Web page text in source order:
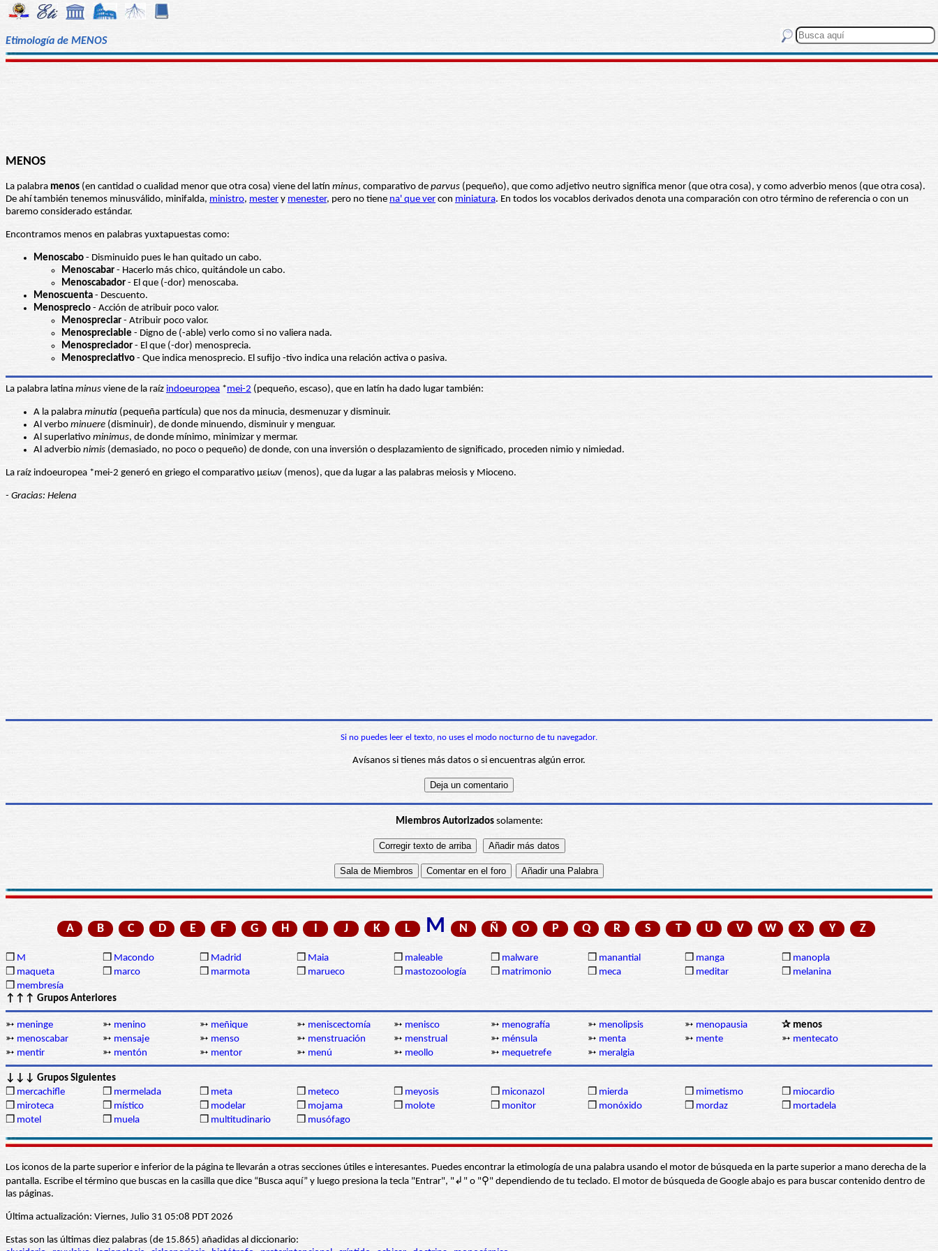
Etimología de MENOS
MENOS
La palabra menos (en cantidad o cualidad menor que otra cosa) viene del latín minus, comparativo de parvus (pequeño), que como adjetivo neutro significa menor (que otra cosa), y como adverbio menos (que otra cosa).
De ahí también tenemos minusválido, minifalda, ministro, mester y menester, pero no tiene na' que ver con miniatura. En todos los vocablos derivados denota una comparación con otro término de referencia o con un
baremo considerado estándar.
Encontramos menos en palabras yuxtapuestas como:
Menoscabo - Disminuido pues le han quitado un cabo.
Menoscabar - Hacerlo más chico, quitándole un cabo.
Menoscabador - El que (-dor) menoscaba.
Menoscuenta - Descuento.
Menosprecio - Acción de atribuir poco valor.
Menospreciar - Atribuir poco valor.
Menospreciable - Digno de (-able) verlo como si no valiera nada.
Menospreciador - El que (-dor) menosprecia.
Menospreciativo - Que indica menosprecio. El sufijo -tivo indica una relación activa o pasiva.
La palabra latina minus viene de la raíz indoeuropea *mei-2 (pequeño, escaso), que en latín ha dado lugar también:
A la palabra minutia (pequeña partícula) que nos da minucia, desmenuzar y disminuir.
Al verbo minuere (disminuir), de donde minuendo, disminuir y menguar.
Al superlativo minimus, de donde mínimo, minimizar y mermar.
Al adverbio nimis (demasiado, no poco o pequeño) de donde, con una inversión o desplazamiento de significado, proceden nimio y nimiedad.
La raíz indoeuropea *mei-2 generó en griego el comparativo μείων (menos), que da lugar a las palabras meiosis y Mioceno.
- Gracias: Helena
Si no puedes leer el texto, no uses el modo nocturno de tu navegador.
Avísanos si tienes más datos o si encuentras algún error.
Miembros Autorizadossolamente:
A B C D E F G H J K L M N Ñ O P Q R S T U V W X Y Z
❒ M ❒ Macondo ❒ Madrid ❒ Maia ❒ maleable ❒ malware ❒ manantial ❒ manga ❒ manopla
❒ maqueta ❒ marco ❒ marmota ❒ marueco ❒ mastozoología ❒ matrimonio ❒ meca ❒ meditar ❒ melanina
❒ membresía
↑↑↑ Grupos Anteriores
➳ meninge ➳ menino ➳ meñique ➳ meniscectomía ➳ menisco ➳ menografía ➳ menolipsis ➳ menopausia
✰ menos
➳ menoscabar ➳ mensaje ➳ menso ➳ menstruación ➳ menstrual ➳ ménsula ➳ menta ➳ mente ➳ mentecato
➳ mentir ➳ mentón ➳ mentor ➳ menú ➳ meollo ➳ mequetrefe ➳ meralgia
↓↓↓ Grupos Siguientes
❒ mercachifle ❒ mermelada ❒ meta ❒ meteco ❒ meyosis ❒ miconazol ❒ mierda ❒ mimetismo ❒ miocardio
❒ miroteca ❒ místico ❒ modelar ❒ mojama ❒ molote ❒ monitor ❒ monóxido ❒ mordaz ❒ mortadela
❒ motel ❒ muela ❒ multitudinario ❒ musófago
Los iconos de la parte superior e inferior de la página te llevarán a otras secciones útiles e interesantes. Puedes encontrar la etimología de una palabra usando el motor de búsqueda en la parte superior a mano derecha de la
pantalla. Escribe el término que buscas en la casilla que dice “Busca aquí” y luego presiona la tecla "Entrar", "↲" o "⚲" dependiendo de tu teclado. El motor de búsqueda de Google abajo es para buscar contenido dentro de
las páginas.
Última actualización: Viernes, Julio 31 05:08 PDT 2026
Estas son las últimas diez palabras (de 15.865) añadidas al diccionario: